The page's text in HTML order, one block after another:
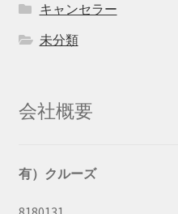
キャンセラー
未分類
会社概要
有）クルーズ